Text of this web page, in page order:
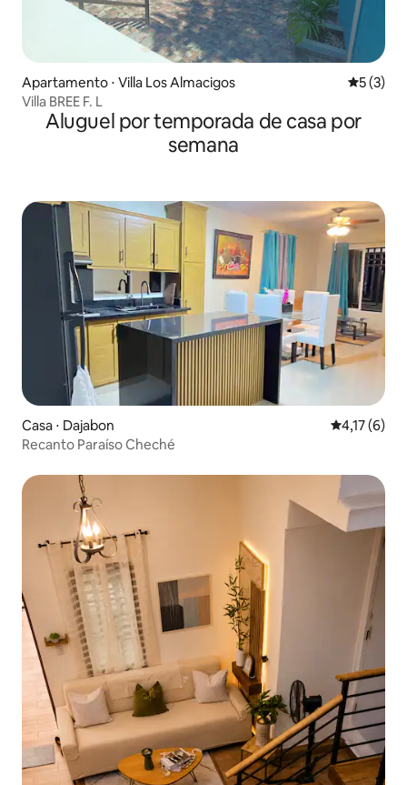
Apartamento ⋅ Villa Los Almacigos 5 de
5 (3)
Villa BREE F. L
Aluguel por temporada de casa por
semana
Casa ⋅ Dajabon 4,17 de
4,17 (6)
Recanto Paraíso Cheché